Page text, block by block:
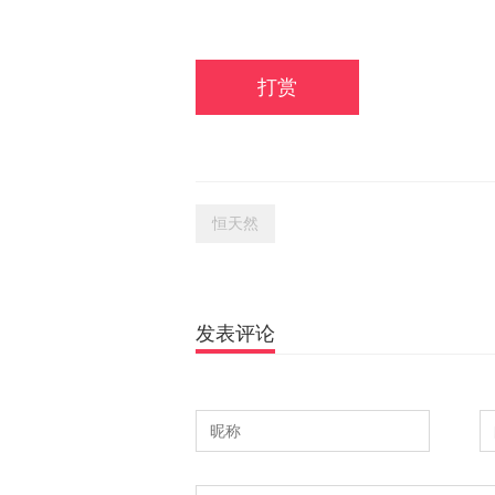
打赏
恒天然
发表评论